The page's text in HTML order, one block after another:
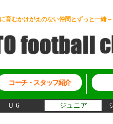
むかけがえのない仲間とずっと一緒～
コーチ・スタッフ紹介
U-6 ジュニア